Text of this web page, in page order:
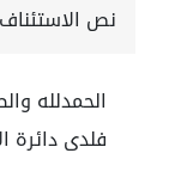
نص الاستئناف
الحمدلله
فلدى دائرة